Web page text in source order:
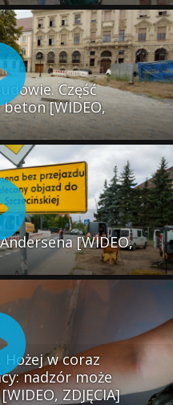
Część
beton [WIDEO,
[WIDEO,
w coraz
nadzór może
ZDJĘCIA]